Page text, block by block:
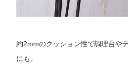
約2mmのクッション性で調理台や
にも。